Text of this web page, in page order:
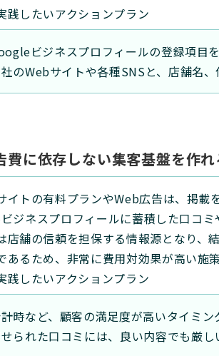
践したいアクションプラン
ビジネスプロフィールの登録項目
のWebサイトや各種SNSと、店舗名
費に依存しない集客基盤を作れ
イトの有料プランやWeb広告は、掲載
ジネスプロフィールに蓄積した口コミ
店舗の信頼を担保する情報源となり
あるため、非常に費用対効果が高い施策
践したいアクションプラン
時など、顧客の満足度が高いタイミ
られた口コミには、良い内容でも厳